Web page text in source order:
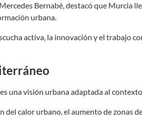
Bernabé, destacó que Murcia
urbana.
activa, la innovación y el trabajo
una visión urbana adaptada al
calor urbano, el aumento de zonas